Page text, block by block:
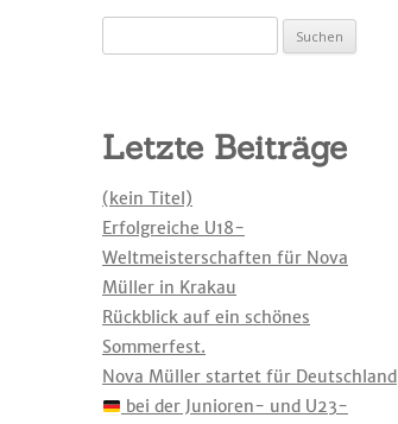
nach:
Letzte Beiträge
(kein Titel)
Erfolgreiche U18-
Weltmeisterschaften für Nova
Müller in Krakau
Rückblick auf ein schönes
Sommerfest.
Nova Müller startet für Deutschland
bei der Junioren- und U23-